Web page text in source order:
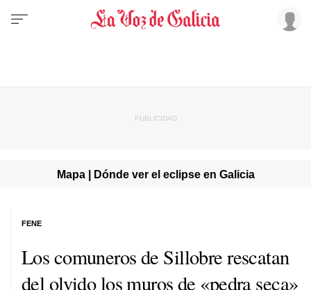
Mapa | Dónde ver el eclipse en Galicia
Los comuneros de Sillobre rescatan
del olvido los muros de «pedra seca»
FENE